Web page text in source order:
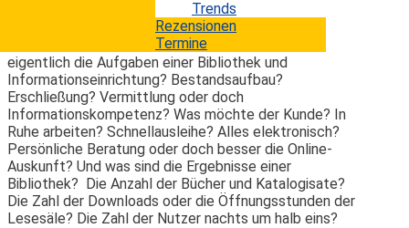
Trends
Rezensionen
Termine
kann eigentlich nichts falsch machen.
Dennoch kommen viele ins Schwimmen: Was sind
eigentlich die Aufgaben einer Bibliothek und
Informationseinrichtung? Bestandsaufbau?
Erschließung? Vermittlung oder doch
Informationskompetenz? Was möchte der Kunde? In
Ruhe arbeiten? Schnellausleihe? Alles elektronisch?
Persönliche Beratung oder doch besser die Online-
Auskunft? Und was sind die Ergebnisse einer
Bibliothek? Die Anzahl der Bücher und Katalogisate?
Die Zahl der Downloads oder die Öffnungsstunden der
Lesesäle? Die Zahl der Nutzer nachts um halb eins?